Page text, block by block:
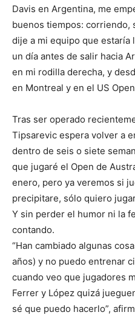
Davis en Argentina, me
buenos tiempos: corriendo,
dije a mi equipo que estaría
un día antes de salir hacia
en mi rodilla derecha, y
en Montreal y en el US
Tras ser operado
Tipsarevic espera volver a
dentro de seis o siete
que jugaré el Open de
enero, pero ya veremos si
precipitare, sólo quiero
Y sin perder el humor ni la
contando.
“Han cambiado algunas
años) y no puedo entrenar
cuando veo que jugadores
Ferrer y López quizá
sé que puedo hacerlo”,